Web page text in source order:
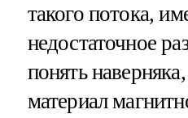
такого потока,
недостаточное
понять
материал